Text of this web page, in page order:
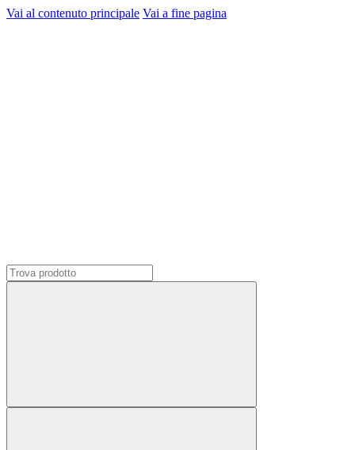
Vai al contenuto principale Vai a fine pagina